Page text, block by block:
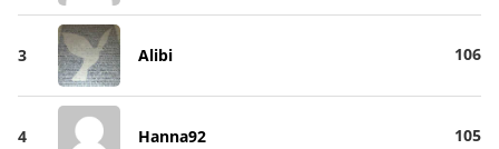
3 Alibi 106
4 Hanna92 105